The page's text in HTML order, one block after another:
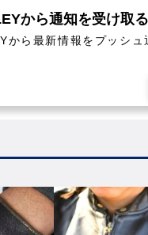
から通知を受け取る
から最新情報をプッシュ